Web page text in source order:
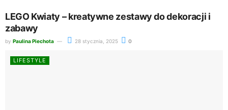
LEGO Kwiaty – kreatywne zestawy do dekoracji i
zabawy
by Paulina Piechota 28 stycznia, 2025 0
LIFESTYLE